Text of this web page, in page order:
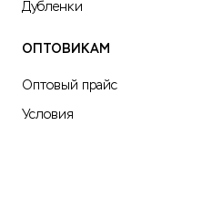
Дубленки
ОПТОВИКАМ
Оптовый прайс
Условия